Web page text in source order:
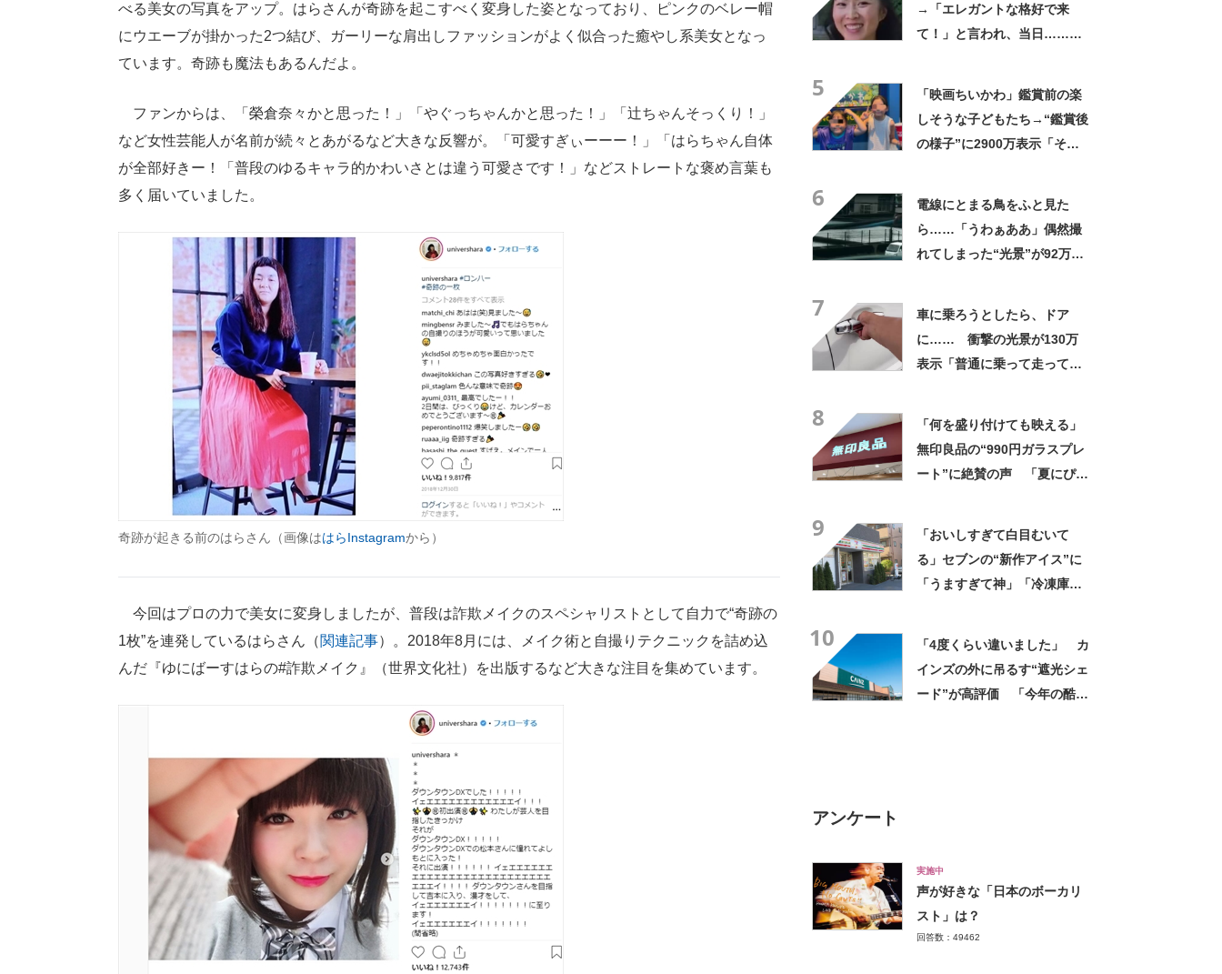
べる美女の写真をアップ。はらさんが奇跡を起こすべく変身した姿となっており、ピンクのベレー帽
にウエーブが掛かった2つ結び、ガーリーな肩出しファッションがよく似合った癒やし系美女となっ
ています。奇跡も魔法もあるんだよ。
ファンからは、「榮倉奈々かと思った！」「やぐっちゃんかと思った！」「辻ちゃんそっくり！」
など女性芸能人が名前が続々とあがるなど大きな反響が。「可愛すぎぃーーー！」「はらちゃん自体
が全部好きー！「普段のゆるキャラ的かわいさとは違う可愛さです！」などストレートな褒め言葉も
多く届いていました。
奇跡が起きる前のはらさん（画像ははらInstagramから）
今回はプロの力で美女に変身しましたが、普段は詐欺メイクのスペシャリストとして自力で“奇跡の
1枚”を連発しているはらさん（関連記事）。2018年8月には、メイク術と自撮りテクニックを詰め込
んだ『ゆにばーすはらの#詐欺メイク』（世界文化社）を出版するなど大きな注目を集めています。
→「エレガントな格好で来
て！」と言われ、当日……ま
5
「映画ちいかわ」鑑賞前の楽
しそうな子どもたち→“鑑賞後
の様子”に2900万表示「そう
6
電線にとまる鳥をふと見た
ら……「うわぁああ」偶然撮
れてしまった“光景”が92万再
7
車に乗ろうとしたら、ドア
に…… 衝撃の光景が130万
表示「普通に乗って走ってた
8
「何を盛り付けても映える」
無印良品の“990円ガラスプレ
ート”に絶賛の声 「夏にぴっ
9
「おいしすぎて白目むいて
る」セブンの“新作アイス”に
「うますぎて神」「冷凍庫に
10
「4度くらい違いました」 カ
インズの外に吊るす“遮光シェ
ード”が高評価 「今年の酷暑
アンケート
実施中
声が好きな「日本のボーカリ
スト」は？
回答数：49462